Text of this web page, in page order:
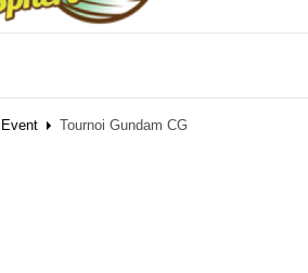
Event Tournoi Gundam CG